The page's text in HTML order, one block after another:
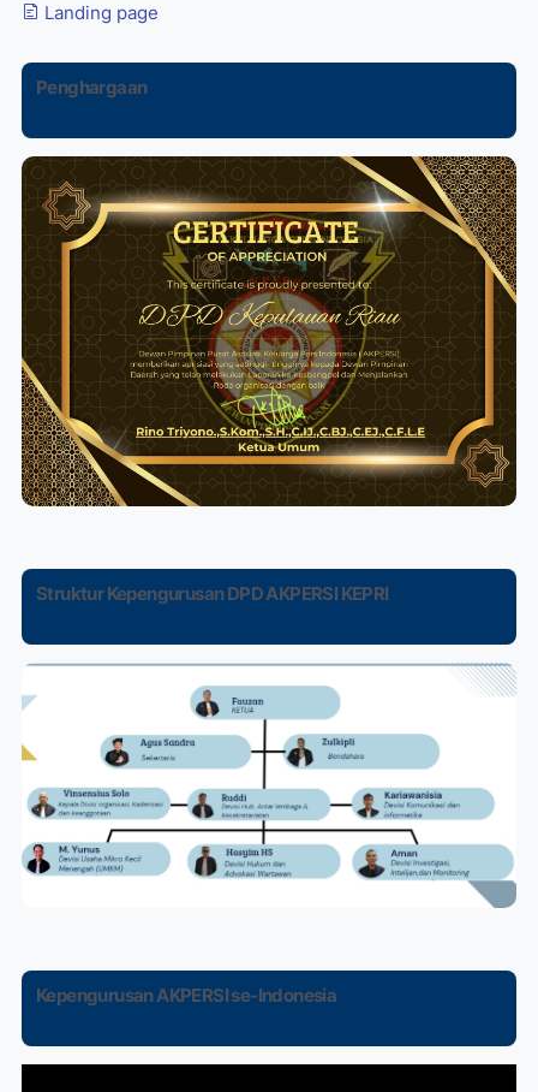
Landing page
Penghargaan
Struktur Kepengurusan DPD AKPERSI KEPRI
Kepengurusan AKPERSI se-Indonesia